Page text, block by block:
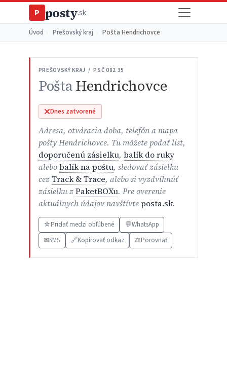
P posty.sk
Úvod Prešovský kraj Pošta Hendrichovce
PREŠOVSKÝ KRAJ / PSČ 082 35
PoštaHendrichovce
Dnes zatvorené
Adresa, otváracia doba, telefón a mapa
pošty Hendrichovce. Tu môžete podať list,
doporučenú zásielku, balík do ruky
alebobalík na poštu, sledovať zásielku
cezTrack & Trace, alebo si vyzdvihnúť
zásielku zPaketBOXu. Pre overenie
aktuálnych údajov navštívteposta.sk.
☆Pridať medzi obľúbené 💬WhatsApp
✉SMS 🔗Kopírovať odkaz ⚖️Porovnať